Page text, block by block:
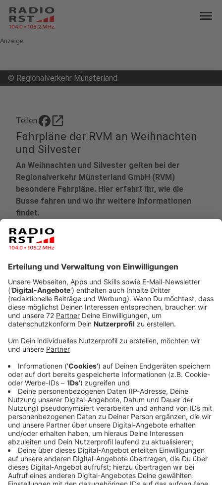
menu
Anzeige
© Regionalverkehr Münsterland
Teilen: open_in_new
Fahrpläne der RVM an Weihnachten
und Silvester
An Weihnachten und Silvester gelten bei der
Regionalverkehr Münsterland GmbH (RVM)
besondere Fahrpläne. Hier erfahrt ihr, wie die
Busse fahren und wo ihr weitere Informationen
findet.
Veröffentlicht:
Fahrpläne an Weihnachten
Anzeige
Heiligabend, 24. Dezember 2025:
etwa 16 Uhr, danach wird der Betrieb eingestellt.
1. Weihnachtsfeiertag, 25. Dezember 2025:
Die Linien nehmen den Betrieb im Laufe des
Vormittags auf und fahren nach
dem Sonntagsfahrplan.
NachtBusse von RVM und Provinzial verkehren an
diesem Tag nicht.
2. Weihnachtsfeiertag, 26. Dezember 2025:
Die Busse sind den gesamten Tag über im Einsatz
und fahren ebenfalls nach dem Sonntagsfahrplan.